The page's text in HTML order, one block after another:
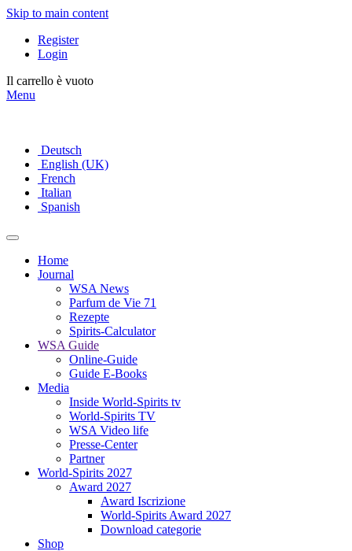
Skip to main content
Register
Login
Il carrello è vuoto
Menu
Deutsch
English (UK)
French
Italian
Spanish
Home
Journal
WSA News
Parfum de Vie 71
Rezepte
Spirits-Calculator
WSA Guide
Online-Guide
Guide E-Books
Media
Inside World-Spirits tv
World-Spirits TV
WSA Video life
Presse-Center
Partner
World-Spirits 2027
Award 2027
Award Iscrizione
World-Spirits Award 2027
Download categorie
Shop